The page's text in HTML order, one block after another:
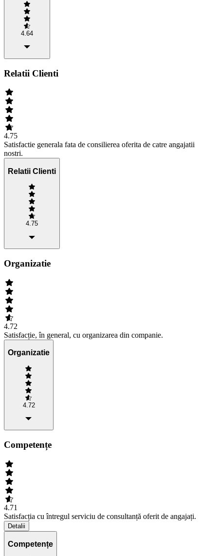
4.64
Relatii Clienti
4.75
Satisfactie generala fata de consilierea oferita de catre angajatii
nostri.
Relatii Clienti
4.75
Organizatie
4.72
Satisfacție, în general, cu organizarea din companie.
Organizatie
4.72
Competențe
4.71
Satisfacția cu întregul serviciu de consultanță oferit de angajați.
Detalii
Competențe